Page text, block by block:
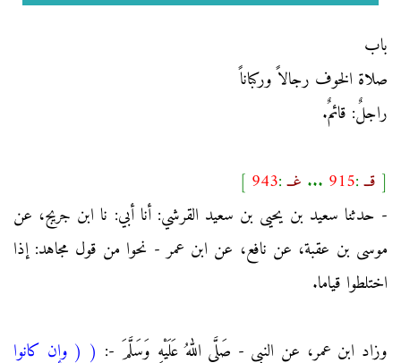
باب
صلاة الخوف رجالاً وركباناً
راجلٌ: قائمٌ.
[ قــ:
915
... غــ:
943
]
- حدثنا سعيد بن يحيى بن سعيد القرشي: أنا أبي: نا ابن جريج، عن
موسى بن عقبة، عن نافع، عن ابن عمر - نحوا من قول مجاهد: إذا
اختلطوا قياما.
وزاد ابن عمر، عن النبي - صَلَّى اللهُ عَلَيْهِ وَسَلَّمَ -: ( ( وإن كانوا